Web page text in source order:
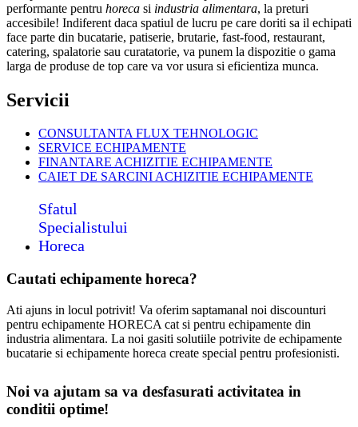
performante pentru horeca si industria alimentara, la preturi
accesibile! Indiferent daca spatiul de lucru pe care doriti sa il echipati
face parte din bucatarie, patiserie, brutarie, fast-food, restaurant,
catering, spalatorie sau curatatorie, va punem la dispozitie o gama
larga de produse de top care va vor usura si eficientiza munca.
Servicii
CONSULTANTA FLUX TEHNOLOGIC
SERVICE ECHIPAMENTE
FINANTARE ACHIZITIE ECHIPAMENTE
CAIET DE SARCINI ACHIZITIE ECHIPAMENTE
Sfatul
Specialistului
Horeca
Cautati echipamente horeca?
Ati ajuns in locul potrivit! Va oferim saptamanal noi discounturi
pentru echipamente HORECA cat si pentru echipamente din
industria alimentara. La noi gasiti solutiile potrivite de echipamente
bucatarie si echipamente horeca create special pentru profesionisti.
Noi va ajutam sa va desfasurati activitatea in
conditii optime!